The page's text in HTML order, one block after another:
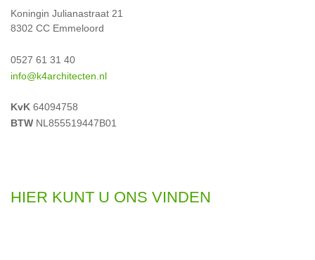
Koningin Julianastraat 21
8302 CC Emmeloord
0527 61 31 40
info@k4architecten.nl
KvK 64094758
BTW NL855519447B01
HIER KUNT U ONS VINDEN